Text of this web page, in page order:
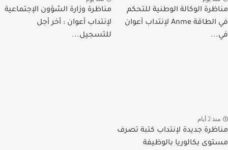
الوكالة الوطنية للتحكم
في الطاقة Anme لإنتداب أعوان
مناظرة وزارة الشؤون الإجتماعية
لإنتداب أعوان : أخر أجل
للتسجيل...
2 أيام
جديدة لإنتداب كتبة تصرف
بكالوريا بالوظيفة